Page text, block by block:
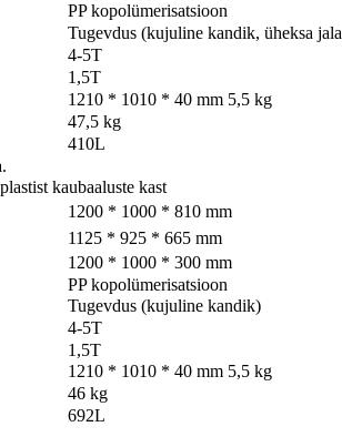
PP kopolümerisatsioon
Tugevdus (kujuline kandik, üheksa
4-5T
1,5T
1210 * 1010 * 40 mm 5,5 kg
47,5 kg
410L
kaubaaluste kast
1200 * 1000 * 810 mm
1125 * 925 * 665 mm
1200 * 1000 * 300 mm
PP kopolümerisatsioon
Tugevdus (kujuline kandik)
4-5T
1,5T
1210 * 1010 * 40 mm 5,5 kg
46 kg
692L